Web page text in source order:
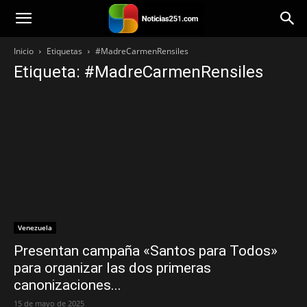
Noticias251
Inicio Etiquetas #MadreCarmenRensiles
Etiqueta: #MadreCarmenRensiles
Venezuela
Presentan campaña «Santos para Todos»
para organizar las dos primeras
canonizaciones...
15 de mayo de 2025